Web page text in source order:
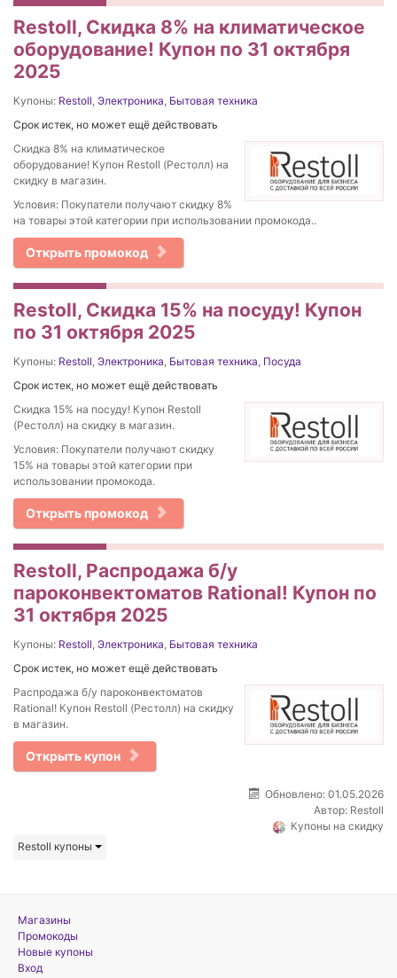
Restoll, Скидка 8% на климатическое
оборудование! Купон по 31 октября
2025
Купоны: Restoll, Электроника, Бытовая техника
Срок истек, но может ещё действовать
Скидка 8% на климатическое
оборудование! Купон Restoll (Рестолл) на
скидку в магазин.
Условия: Покупатели получают скидку 8%
на товары этой категории при использовании промокода..
Открыть промокод
Restoll, Скидка 15% на посуду! Купон
по 31 октября 2025
Купоны: Restoll, Электроника, Бытовая техника, Посуда
Срок истек, но может ещё действовать
Скидка 15% на посуду! Купон Restoll
(Рестолл) на скидку в магазин.
Условия: Покупатели получают скидку
15% на товары этой категории при
использовании промокода.
Открыть промокод
Restoll, Распродажа б/у
пароконвектоматов Rational! Купон по
31 октября 2025
Купоны: Restoll, Электроника, Бытовая техника
Срок истек, но может ещё действовать
Распродажа б/у пароконвектоматов
Rational! Купон Restoll (Рестолл) на скидку
в магазин.
Открыть купон
Обновлено: 01.05.2026
Автор: Restoll
Купоны на скидку
Restoll купоны
Магазины
Промокоды
Новые купоны
Вход